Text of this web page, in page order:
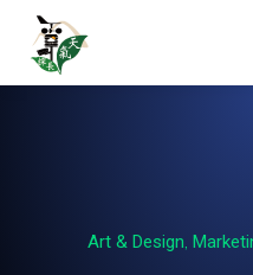
Art & Design,